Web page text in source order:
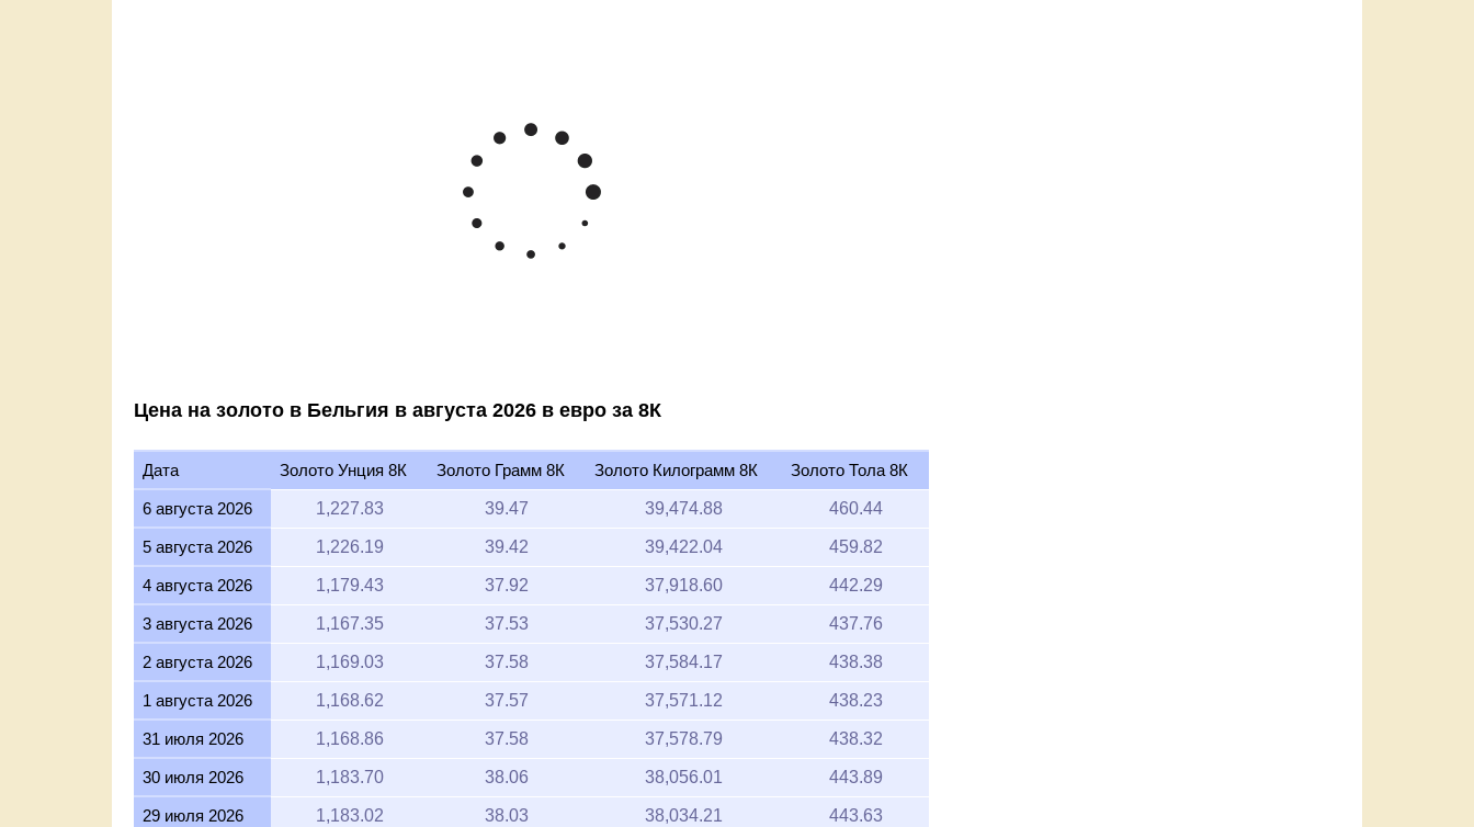
Цена золота Евро/грамм 8К
May '26
6 августа 2026 1,227.83 39.47 39,474.88 460.44
5 августа 2026 1,226.19 39.42 39,422.04 459.82
4 августа 2026 1,179.43 37.92 37,918.60 442.29
3 августа 2026 1,167.35 37.53 37,530.27 437.76
2 августа 2026 1,169.03 37.58 37,584.17 438.38
1 августа 2026 1,168.62 37.57 37,571.12 438.23
31 июля 2026 1,168.86 37.58 37,578.79 438.32
30 июля 2026 1,183.70 38.06 38,056.01 443.89
29 июля 2026 1,183.02 38.03 38,034.21 443.63
28 июля 2026 1,178.95 37.90 37,903.12 442.10